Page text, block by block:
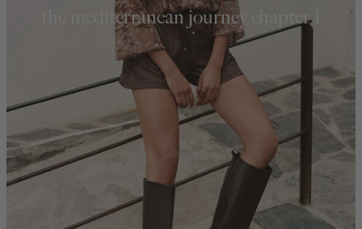
the mediterranean journey chapter 1